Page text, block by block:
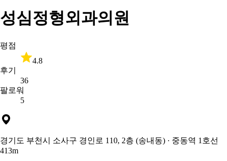
성심정형외과의원
평점
4.8
후기
36
팔로워
5
경기도 부천시 소사구 경인로 110, 2층 (송내동) · 중동역 1호선
413m